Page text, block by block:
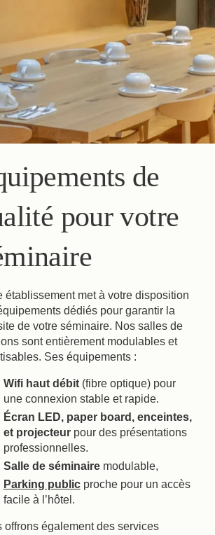
de
pour votre
établissement met à votre disposition
dédiés pour garantir la
de votre séminaire. Nos salles de
sont entièrement modulables et
Ses équipements :
Wifi haut débit(fibre optique) pour
une connexion stable et rapide.
Écran LED, paper board, enceintes,
et projecteurpour des présentations
professionnelles.
Salle de séminairemodulable,
Parking publicproche pour un accès
facile à l’hôtel.
offrons également des services